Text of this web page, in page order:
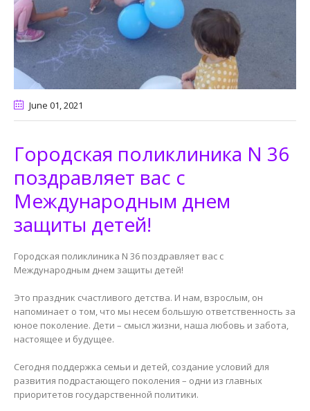
June 01, 2021
Городская поликлиника N 36
поздравляет вас с
Международным днем
защиты детей!
Городская поликлиника N 36 поздравляет вас с
Международным днем защиты детей!
Это праздник счастливого детства. И нам, взрослым, он
напоминает о том, что мы несем большую ответственность за
юное поколение. Дети – смысл жизни, наша любовь и забота,
настоящее и будущее.
Сегодня поддержка семьи и детей, создание условий для
развития подрастающего поколения – одни из главных
приоритетов государственной политики.